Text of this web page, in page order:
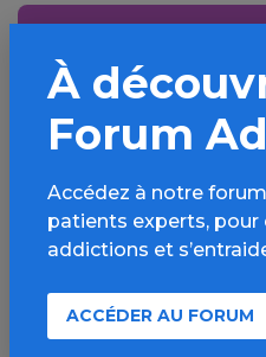
Aller
Informations,
À
Forum
Accédez à notre
patients experts, pour
addictions et
ACCÉDER AU FORUM